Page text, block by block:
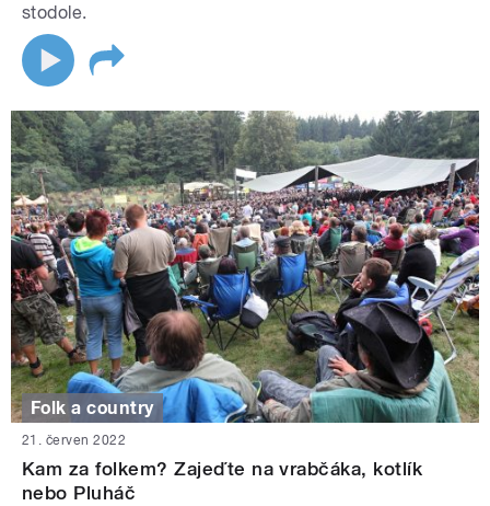
stodole.
Folk a country
21. červen 2022
Kam za folkem? Zajeďte na vrabčáka, kotlík
nebo Pluháč